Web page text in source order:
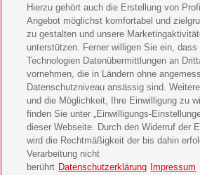
Hierzu gehört auch die Erstellung von
Angebot möglichst komfortabel und
zu gestalten und unsere
unterstützen. Ferner willigen Sie ein, dass
Technologien Datenübermittlungen an
vornehmen, die in Ländern ohne
Datenschutzniveau ansässig sind.
und die Möglichkeit, Ihre Einwilligung zu
finden Sie unter „Einwilligungs-
dieser Webseite. Durch den Widerruf der
wird die Rechtmäßigkeit der bis dahin
Verarbeitung nicht
berührt Datenschutzerklärung Impressum